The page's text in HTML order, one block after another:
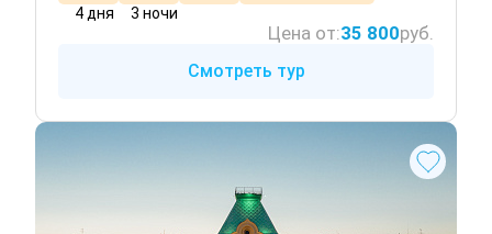
4 дня
3 ночи
Цена от:35 800руб.
Смотреть тур